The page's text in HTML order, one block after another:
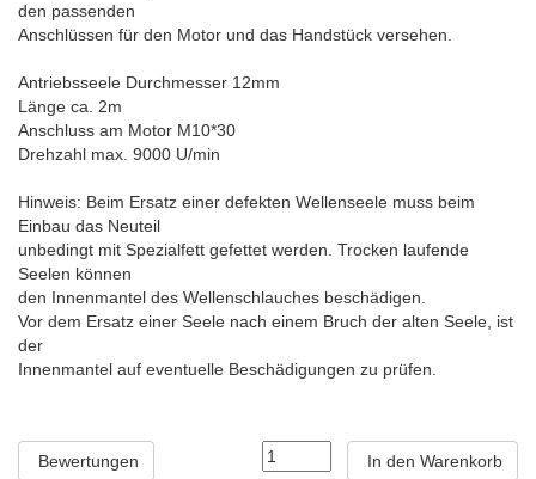
den passenden
Anschlüssen für den Motor und das Handstück versehen.
Antriebsseele Durchmesser 12mm
Länge ca. 2m
Anschluss am Motor M10*30
Drehzahl max. 9000 U/min
Hinweis: Beim Ersatz einer defekten Wellenseele muss beim
Einbau das Neuteil
unbedingt mit Spezialfett gefettet werden. Trocken laufende
Seelen können
den Innenmantel des Wellenschlauches beschädigen.
Vor dem Ersatz einer Seele nach einem Bruch der alten Seele, ist
der
Innenmantel auf eventuelle Beschädigungen zu prüfen.
In den Warenkorb
Bewertungen